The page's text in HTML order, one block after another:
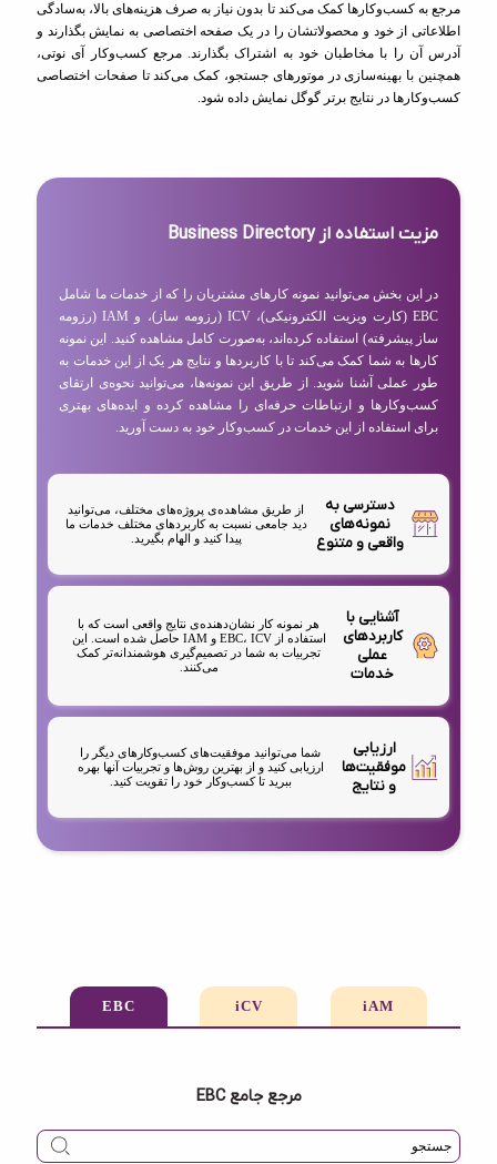
مرجع به کسب‌وکارها کمک می‌کند تا بدون نیاز به صرف هزینه‌های بالا، به‌سادگی
اطلاعاتی از خود و محصولاتشان را در یک صفحه اختصاصی به نمایش بگذارند و
آدرس آن را با مخاطبان خود به اشتراک بگذارند. مرجع کسب‌وکار آی نوتی،
همچنین با بهینه‌سازی در موتورهای جستجو، کمک می‌کند تا صفحات اختصاصی
کسب‌وکارها در نتایج برتر گوگل نمایش داده شود.
مزیت استفاده از Business Directory
در این بخش می‌توانید نمونه کارهای مشتریان را که از خدمات ما شامل
EBC (کارت ویزیت الکترونیکی)، ICV (رزومه ساز)، و IAM (رزومه
ساز پیشرفته) استفاده کرده‌اند، به‌صورت کامل مشاهده کنید. این نمونه
کارها به شما کمک می‌کند تا با کاربردها و نتایج هر یک از این خدمات به
طور عملی آشنا شوید. از طریق این نمونه‌ها، می‌توانید نحوه‌ی ارتقای
کسب‌وکارها و ارتباطات حرفه‌ای را مشاهده کرده و ایده‌های بهتری
برای استفاده از این خدمات در کسب‌وکار خود به دست آورید.
دسترسی به
نمونه‌های
واقعی و متنوع
از طریق مشاهده‌ی پروژه‌های مختلف، می‌توانید
دید جامعی نسبت به کاربردهای مختلف خدمات ما
پیدا کنید و الهام بگیرید.
آشنایی با
کاربردهای
عملی
خدمات
هر نمونه کار نشان‌دهنده‌ی نتایج واقعی است که با
استفاده از EBC، ICV و IAM حاصل شده است. این
تجربیات به شما در تصمیم‌گیری هوشمندانه‌تر کمک
می‌کنند.
ارزیابی
موفقیت‌ها
و نتایج
شما می‌توانید موفقیت‌های کسب‌وکارهای دیگر را
ارزیابی کنید و از بهترین روش‌ها و تجربیات آنها بهره
ببرید تا کسب‌وکار خود را تقویت کنید.
iAM
iCV
EBC
مرجع جامع EBC